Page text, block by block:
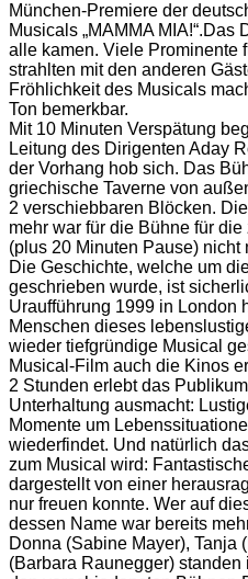
München-Premiere der
Musicals „MAMMA
alle kamen. Viele Prominente
strahlten mit den anderen
Fröhlichkeit des Musicals
Ton bemerkbar.
Mit 10 Minuten Verspätung
Leitung des Dirigenten Aday
der Vorhang hob sich. Das
griechische Taverne von
2 verschiebbaren Blöcken.
mehr war für die Bühne für
(plus 20 Minuten Pause) nicht
Die Geschichte, welche um
geschrieben wurde, ist
Uraufführung 1999 in London
Menschen dieses
wieder tiefgründige Musical
Musical-Film auch die Kinos
2 Stunden erlebt das
Unterhaltung ausmacht:
Momente um
wiederfindet. Und natürlich
zum Musical wird:
dargestellt von einer
nur freuen konnte. Wer auf
dessen Name war bereits
Donna (Sabine Mayer), Tanja
(Barbara Raunegger)